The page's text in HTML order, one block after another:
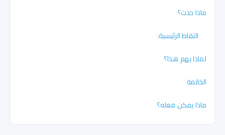
ماذا حدث؟
النقاط الرئيسية:
لماذا يهم هذا؟
الخاتمة
ماذا يمكن فعله؟